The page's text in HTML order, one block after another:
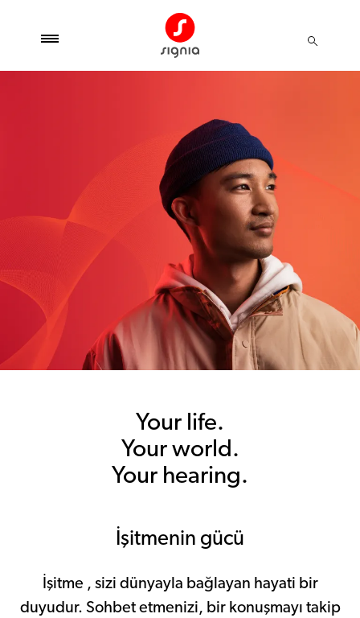
Your life.
Your world.
Your hearing.
İşitmenin gücü
İşitme , sizi dünyayla bağlayan hayati bir
duyudur. Sohbet etmenizi, bir konuşmayı takip